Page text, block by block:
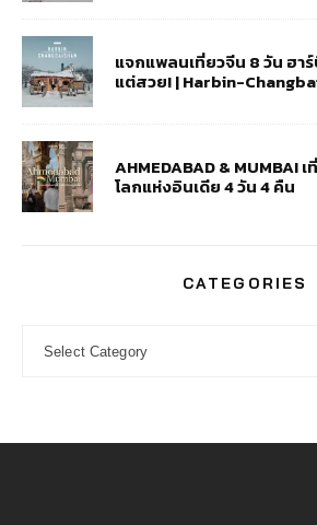
แจกแพลนเที่ยวจีน 8 วัน ฮา
แต่สวย! | Harbin-
AHMEDABAD & MUMBAI
โลกแห่งอินเดีย 4 วัน 4 คืน
CATEGORIES